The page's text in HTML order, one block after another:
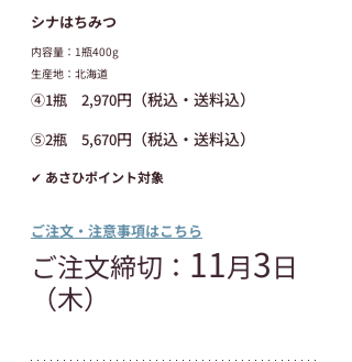
シナはちみつ
内容量：1瓶400g
生産地：北海道
④1瓶　2,970円（税込・送料込）
⑤2瓶　5,670円（税込・送料込）
✔ あさひポイント対象
ご注文・注意事項はこちら
ご注文締切： 11月3日
（木）